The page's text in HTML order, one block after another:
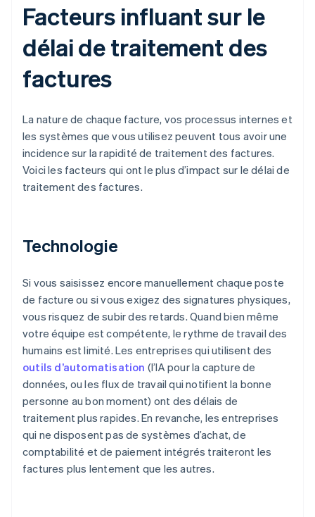
Facteurs influant sur le
délai de traitement des
factures
La nature de chaque facture, vos processus internes et
les systèmes que vous utilisez peuvent tous avoir une
incidence sur la rapidité de traitement des factures.
Voici les facteurs qui ont le plus d’impact sur le délai de
traitement des factures.
Technologie
Si vous saisissez encore manuellement chaque poste
de facture ou si vous exigez des signatures physiques,
vous risquez de subir des retards. Quand bien même
votre équipe est compétente, le rythme de travail des
humains est limité. Les entreprises qui utilisent des
outils d’automatisation (l’IA pour la capture de
données, ou les flux de travail qui notifient la bonne
personne au bon moment) ont des délais de
traitement plus rapides. En revanche, les entreprises
qui ne disposent pas de systèmes d’achat, de
comptabilité et de paiement intégrés traiteront les
factures plus lentement que les autres.